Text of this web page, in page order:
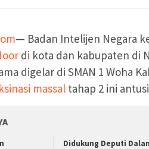
— Badan Intelijen Negara
di kota dan kabupaten di
digelar di SMAN 1 Woha
massal tahap 2 ini
Didukung Deputi